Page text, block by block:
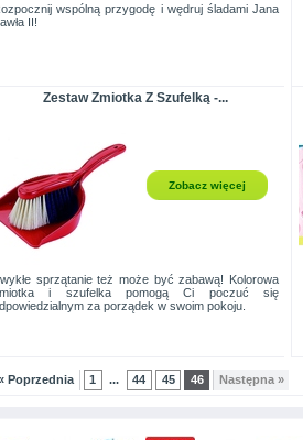
wspólną przygodę i wędruj śladami Jana
II!
Zestaw Zmiotka Z Szufelką -...
Zobacz więcej
sprzątanie też może być zabawą! Kolorowa
i szufelka pomogą Ci poczuć się
za porządek w swoim pokoju.
Poprzednia 1 ... 44 45 46 Następna »